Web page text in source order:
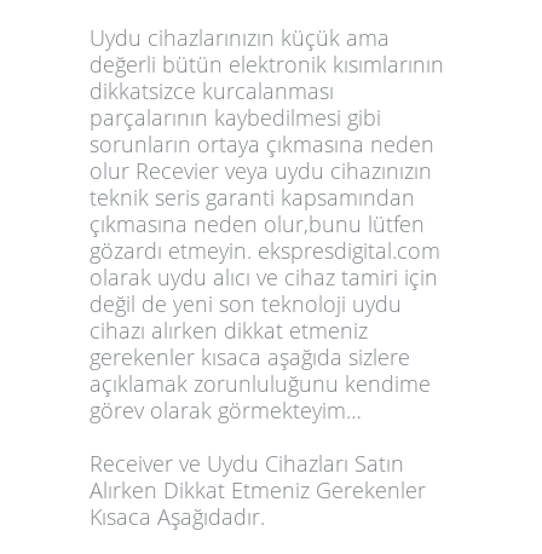
Uydu cihazlarınızın küçük ama
değerli bütün elektronik kısımlarının
dikkatsizce kurcalanması
parçalarının kaybedilmesi gibi
sorunların ortaya çıkmasına neden
olur Recevier veya uydu cihazınızın
teknik seris garanti kapsamından
çıkmasına neden olur,bunu lütfen
gözardı etmeyin. ekspresdigital.com
olarak uydu alıcı ve cihaz tamiri için
değil de yeni son teknoloji uydu
cihazı alırken dikkat etmeniz
gerekenler kısaca aşağıda sizlere
açıklamak zorunluluğunu kendime
görev olarak görmekteyim…
Receiver ve Uydu Cihazları Satın
Alırken Dikkat Etmeniz Gerekenler
Kısaca Aşağıdadır.